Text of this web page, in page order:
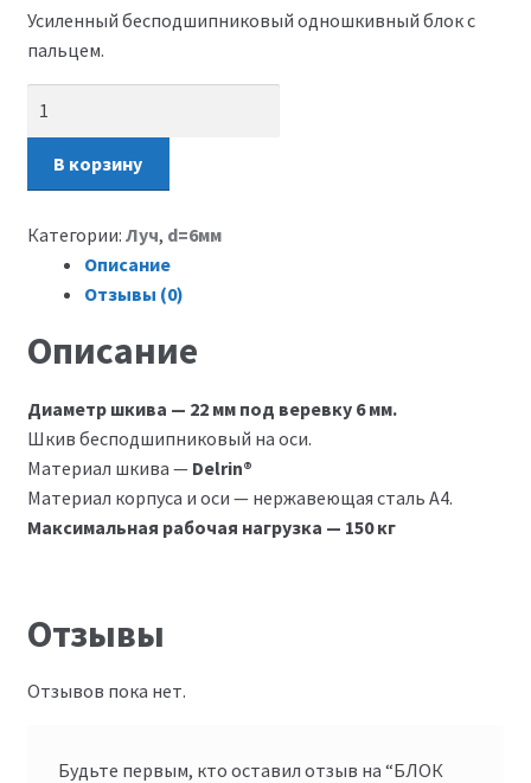
Усиленный бесподшипниковый одношкивный блок с
пальцем.
В корзину
Категории: Луч, d=6мм
Описание
Отзывы (0)
Описание
Диаметр шкива — 22 мм под веревку 6 мм.
Шкив бесподшипниковый на оси.
Материал шкива — Delrin®
Материал корпуса и оси — нержавеющая сталь А4.
Максимальная рабочая нагрузка — 150 кг
Отзывы
Отзывов пока нет.
Будьте первым, кто оставил отзыв на “БЛОК